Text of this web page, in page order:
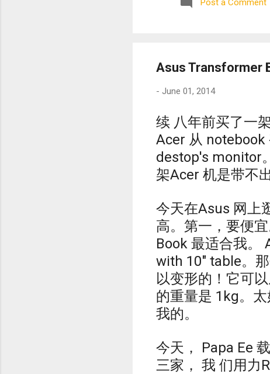
Post a Comment
Asus Transformer
- June 01, 2014
续 八年前买了一
Acer 从
destop's monitor
架Acer 机是带不
今天在Asus 网上
高。第一，要便
Book 最适合我。
with 10" table。
以变形的！它可
的重量是 1kg。
我的。
今天， Papa Ee
三家， 我 们用力